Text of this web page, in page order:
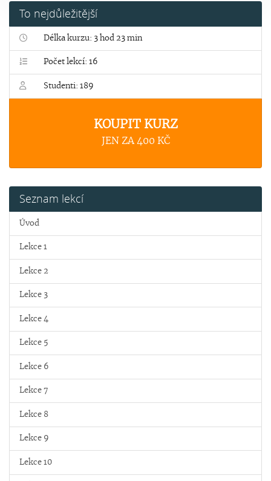
To nejdůležitější
Délka kurzu: 3 hod 23 min
Počet lekcí: 16
Studenti: 189
KOUPIT KURZ
JEN ZA 400 KČ
Seznam lekcí
Úvod
Lekce 1
Lekce 2
Lekce 3
Lekce 4
Lekce 5
Lekce 6
Lekce 7
Lekce 8
Lekce 9
Lekce 10